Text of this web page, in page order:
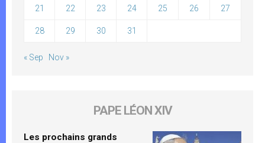
21 22 23 24 25 26 27
28 29 30 31
« Sep Nov »
PAPE LÉON XIV
Les prochains grands